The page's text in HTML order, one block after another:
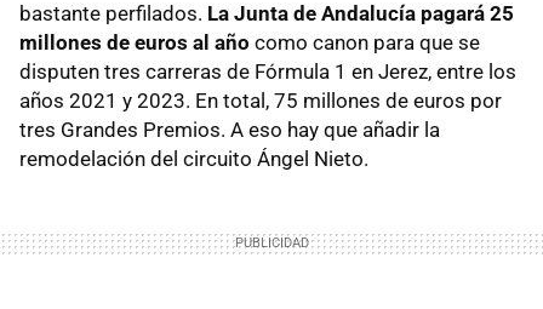
bastante perfilados. La Junta de Andalucía pagará 25
millones de euros al año como canon para que se
disputen tres carreras de Fórmula 1 en Jerez, entre los
años 2021 y 2023. En total, 75 millones de euros por
tres Grandes Premios. A eso hay que añadir la
remodelación del circuito Ángel Nieto.